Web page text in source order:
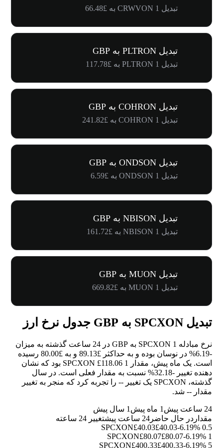
تبدیل 1 CRWVON به £66.48
تبدیل PLTRON به GBP
تبدیل 1 PLTRON به £117.78
تبدیل COHRON به GBP
تبدیل 1 COHRON به £241.82
تبدیل ONDSON به GBP
تبدیل 1 ONDSON به £6.59
تبدیل NBISON به GBP
تبدیل 1 NBISON به £161.72
تبدیل MUON به GBP
تبدیل 1 MUON به £669.82
تبدیل SPCXON به GBP جدول نرخ ارز
نرخ مبادله 1 SPCXON به GBP در 24 ساعت گذشته به میزان
-6.19%
در نوسان بوده و به حداکثر £89.13 و به £80.00 رسیده
است. یک ماه پیش، مقدار 1 SPCXON £118.06 بود که نشان
دهنده تغییر -32.18%
نسبت به مقدار فعلی است. در سال
گذشته، SPCXON یک تغییر
-- را تجربه کرد که منجر به تغییر
مقدار -- شد.
24 ساعت پیش 1 ماه پیش
1 سال پیش
مقدار در حال حاضر 24 ساعت پیش
تغییر 24 ساعته
0.5 SPCXON
£40.03£40.03-6.19%
1 SPCXON
£80.07£80.07-6.19%
5 SPCXON
£400.33£400.33-6.19%